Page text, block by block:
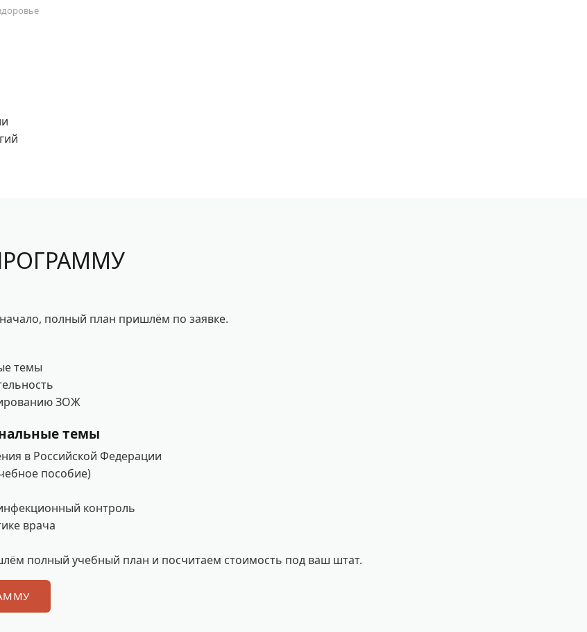
полный план пришлём по заявке.
темы
ЗОЖ
темы
в Российской Федерации
пособие)
контроль
врача
полный учебный план и посчитаем стоимость под ваш штат.